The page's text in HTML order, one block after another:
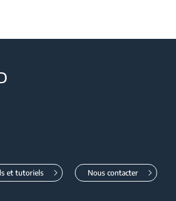
et tutoriels Nous contacter